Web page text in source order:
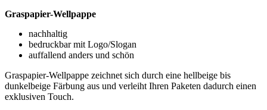
Graspapier-Wellpappe
nachhaltig
bedruckbar mit Logo/Slogan
auffallend anders und schön
Graspapier-Wellpappe zeichnet sich durch eine hellbeige bis
dunkelbeige Färbung aus und verleiht Ihren Paketen dadurch einen
exklusiven Touch.